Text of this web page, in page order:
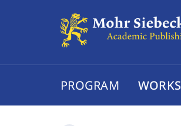
PROGRAM WORKS